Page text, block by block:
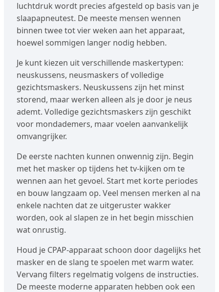
luchtdruk wordt precies afgesteld op basis van je
slaapapneutest. De meeste mensen wennen
binnen twee tot vier weken aan het apparaat,
hoewel sommigen langer nodig hebben.
Je kunt kiezen uit verschillende maskertypen:
neuskussens, neusmaskers of volledige
gezichtsmaskers. Neuskussens zijn het minst
storend, maar werken alleen als je door je neus
ademt. Volledige gezichtsmaskers zijn geschikt
voor mondademers, maar voelen aanvankelijk
omvangrijker.
De eerste nachten kunnen onwennig zijn. Begin
met het masker op tijdens het tv-kijken om te
wennen aan het gevoel. Start met korte periodes
en bouw langzaam op. Veel mensen merken al na
enkele nachten dat ze uitgeruster wakker
worden, ook al slapen ze in het begin misschien
wat onrustig.
Houd je CPAP-apparaat schoon door dagelijks het
masker en de slang te spoelen met warm water.
Vervang filters regelmatig volgens de instructies.
De meeste moderne apparaten hebben ook een